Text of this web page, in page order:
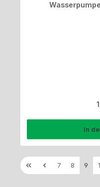
In
Seite
7 Seite
8 Seite
9